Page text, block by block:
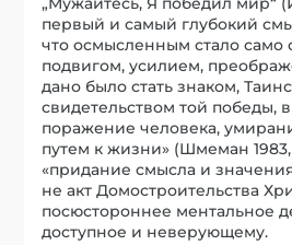
первый и самый глубокий
что осмысленным стало само
подвигом, усилием,
дано было стать знаком,
свидетельством той победы,
поражение человека,
путем к жизни» (Шмеман
«придание смысла и
не акт Домостроительства
посюстороннее ментальное
доступное и неверующему.